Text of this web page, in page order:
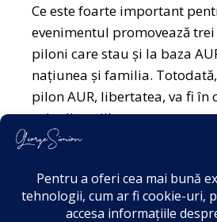
Ce este foarte important
evenimentul promovează
piloni care stau și la baza
națiunea și familia.
pilon AUR, libertatea, va fi în
prin discuțiile care se vor
subiectului „siguranța și
Evenimentul este organizat
reunit în acești ani sute de